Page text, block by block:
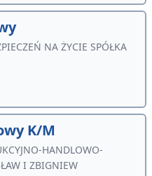
NA ŻYCIE SPÓŁKA
K/M
HANDLOWO-
I ZBIGNIEW